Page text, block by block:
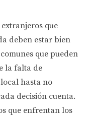
que
deben estar bien
que pueden
la falta de
hasta no
decisión cuenta.
que enfrentan los